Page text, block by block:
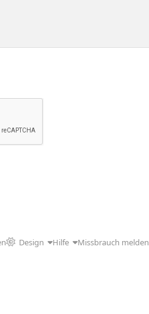
Design Hilfe Missbrauch melden